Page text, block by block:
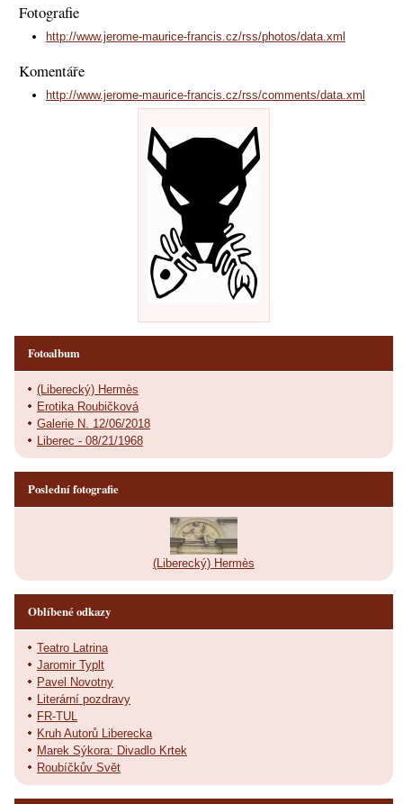
Fotografie
http://www.jerome-maurice-francis.cz/rss/photos/data.xml
Komentáře
http://www.jerome-maurice-francis.cz/rss/comments/data.xml
Fotoalbum
(Liberecký) Hermès
Erotika Roubičková
Galerie N. 12/06/2018
Liberec - 08/21/1968
Poslední fotografie
(Liberecký) Hermès
Oblíbené odkazy
Teatro Latrina
Jaromir Typlt
Pavel Novotny
Literární pozdravy
FR-TUL
Kruh Autorů Liberecka
Marek Sýkora: Divadlo Krtek
Roubíčkův Svět